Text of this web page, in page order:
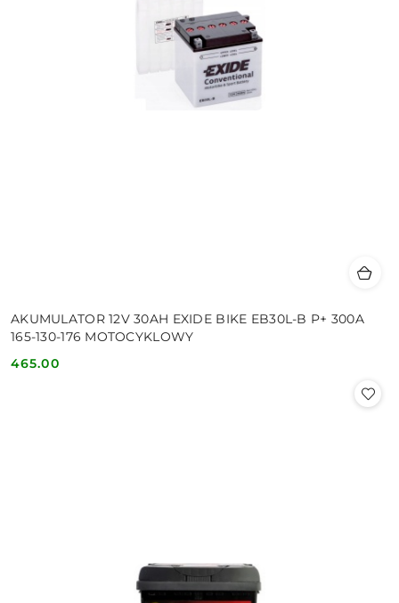
AKUMULATOR 12V 30AH EXIDE BIKE EB30L-B P+ 300A
165-130-176 MOTOCYKLOWY
Cena:
465.00